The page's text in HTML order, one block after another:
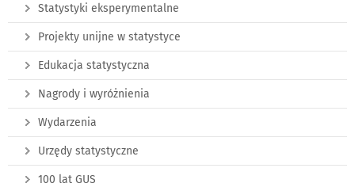
Statystyki eksperymentalne
Projekty unijne w statystyce
Edukacja statystyczna
Nagrody i wyróżnienia
Wydarzenia
Urzędy statystyczne
100 lat GUS